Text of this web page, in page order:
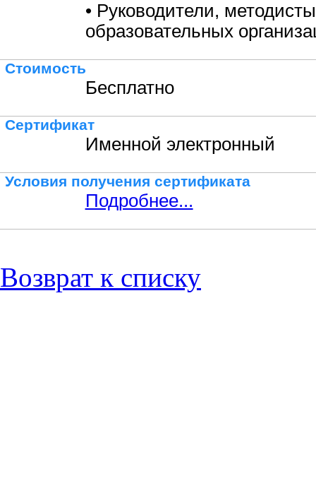
• Руководители,
образовательных
Стоимость
Бесплатно
Сертификат
Именной электронный
Условия получения сертификата
Подробнее...
Возврат к списку